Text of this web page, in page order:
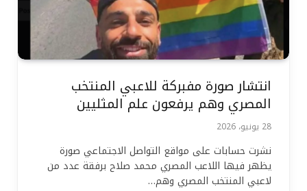
انتشار صورة مفبركة للاعبي المنتخب
المصري وهم يرفعون علم المثليين
28 يونيو، 2026
نشرت حسابات على مواقع التواصل الاجتماعي صورة
يظهر فيها اللاعب المصري محمد صلاح برفقة عدد من
لاعبي المنتخب المصري وهم…